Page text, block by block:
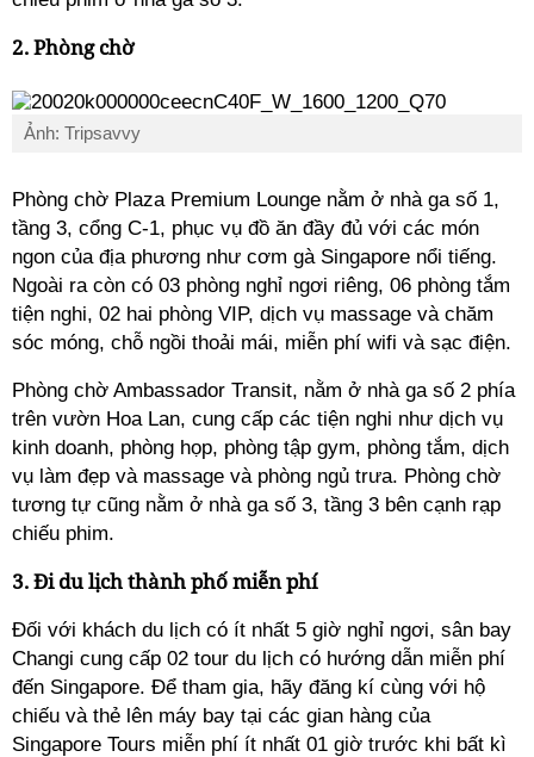
2. Phòng chờ
Ảnh: Tripsavvy
Phòng chờ Plaza Premium Lounge nằm ở nhà ga số 1,
tầng 3, cổng C-1, phục vụ đồ ăn đầy đủ với các món
ngon của địa phương như cơm gà Singapore nổi tiếng.
Ngoài ra còn có 03 phòng nghỉ ngơi riêng, 06 phòng tắm
tiện nghi, 02 hai phòng VIP, dịch vụ massage và chăm
sóc móng, chỗ ngồi thoải mái, miễn phí wifi và sạc điện.
Phòng chờ Ambassador Transit, nằm ở nhà ga số 2 phía
trên vườn Hoa Lan, cung cấp các tiện nghi như dịch vụ
kinh doanh, phòng họp, phòng tập gym, phòng tắm, dịch
vụ làm đẹp và massage và phòng ngủ trưa. Phòng chờ
tương tự cũng nằm ở nhà ga số 3, tầng 3 bên cạnh rạp
chiếu phim.
3. Đi du lịch thành phố miễn phí
Đối với khách du lịch có ít nhất 5 giờ nghỉ ngơi, sân bay
Changi cung cấp 02 tour du lịch có hướng dẫn miễn phí
đến Singapore. Để tham gia, hãy đăng kí cùng với hộ
chiếu và thẻ lên máy bay tại các gian hàng của
Singapore Tours miễn phí ít nhất 01 giờ trước khi bất kì